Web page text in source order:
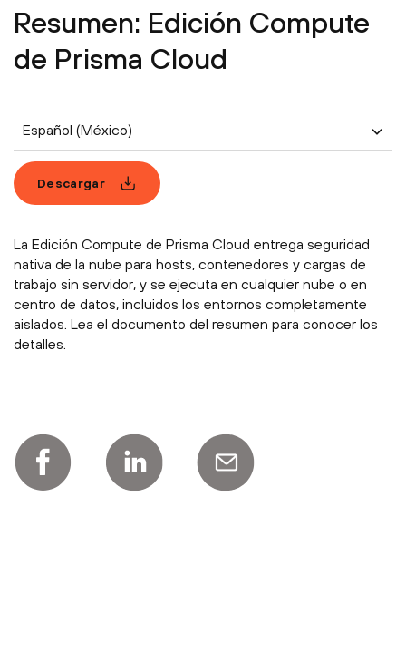
Resumen: Edición Compute
de Prisma Cloud
Español (México)
Descargar
La Edición Compute de Prisma Cloud entrega seguridad
nativa de la nube para hosts, contenedores y cargas de
trabajo sin servidor, y se ejecuta en cualquier nube o en
centro de datos, incluidos los entornos completamente
aislados. Lea el documento del resumen para conocer los
detalles.